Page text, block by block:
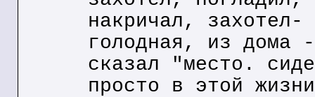
накричал,
голодная, из дома
сказал "место.
просто в этой